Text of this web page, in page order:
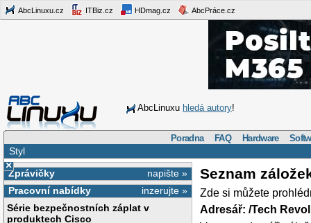
AbcLinuxu.cz ITBiz.cz HDmag.cz AbcPráce.cz
AbcLinuxu hledá autory!
Poradna FAQ Hardware
Styl
×
napište »
Zprávičky
inzerujte »
Pracovní nabídky
Série bezpečnostních záplat v
produktech Cisco
Seznam
Zde si můžete
Adresář: /Tech